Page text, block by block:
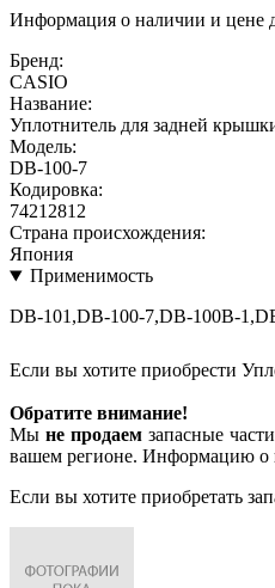
Информация о наличии и цене
Бренд:
CASIO
Название:
Уплотнитель для задней
Модель:
DB-100-7
Кодировка:
74212812
Страна происхождения:
Япония
Применимость
DB-101,DB-100-7,DB-100B-
Если вы хотите приобрести
Обратите внимание!
Мы не продаемзапасные
вашем регионе. Информацию о
Если вы хотите приобретать